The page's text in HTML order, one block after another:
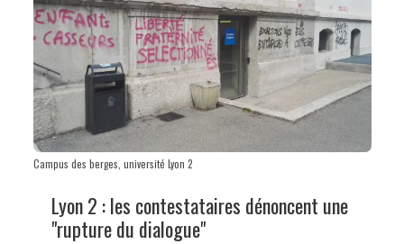
Campus des berges, université Lyon 2
Lyon 2 : les contestataires dénoncent une
"rupture du dialogue"